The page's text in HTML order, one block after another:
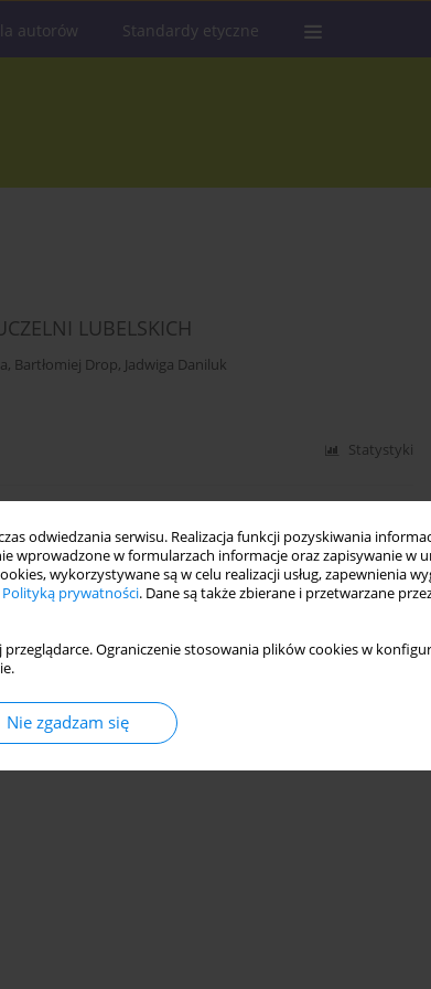
odwiedzania serwisu. Realizacja funkcji pozyskiwania
wprowadzone w formularzach informacje oraz zapisywanie w
wykorzystywane są w celu realizacji usług, zapewnienia
Polityką prywatności. Dane są także zbierane i przetwarzane
Ograniczenie stosowania plików cookies w
Nie zgadzam się
autorów Standardy etyczne
LUBELSKICH
, Bartłomiej Drop, Jadwiga Daniluk
Statystyki
MEDYCZNEGO W LUBLINIE W
Cecylia Olszak Ewa Szymczuk